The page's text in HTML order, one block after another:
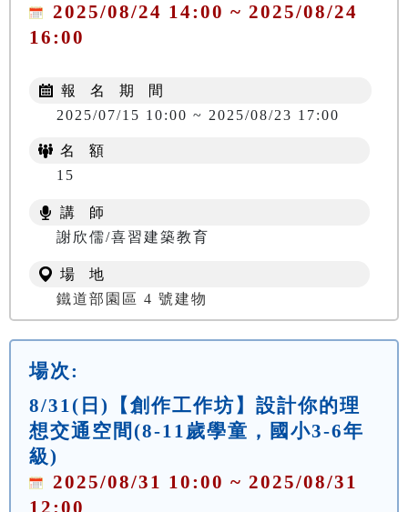
2025/08/24 14:00 ~ 2025/08/24
16:00
報 名 期 間
2025/07/15 10:00 ~ 2025/08/23 17:00
名 額
15
講 師
謝欣儒/喜習建築教育
場 地
鐵道部園區 4 號建物
場次:
8/31(日)【創作工作坊】設計你的理
想交通空間(8-11歲學童，國小3-6年
級)
2025/08/31 10:00 ~ 2025/08/31
12:00